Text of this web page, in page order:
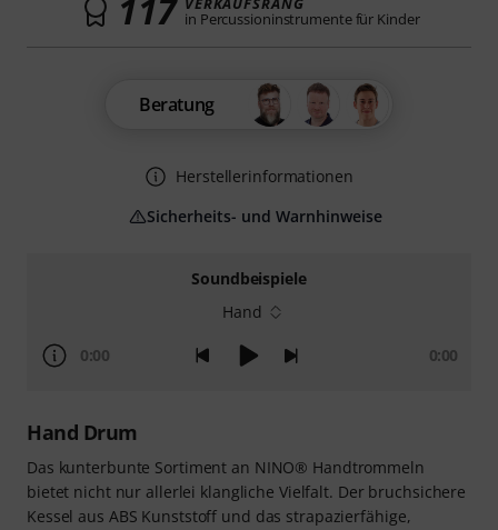
Soundbeispiele
Hand
0:00 0:00
Hand Drum
Das kunterbunte Sortiment an NINO® Handtrommeln
bietet nicht nur allerlei klangliche Vielfalt. Der bruchsichere
Kessel aus ABS Kunststoff und das strapazierfähige,
117 in Percussioninstrumente für Kinder
Beratung
Herstellerinformationen
Sicherheits- und Warnhinweise